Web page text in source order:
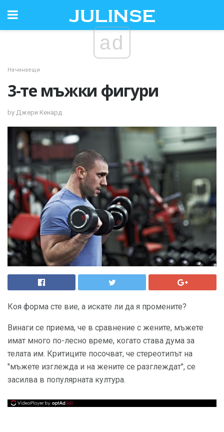
ad
Начинаещи
3-те мъжки фигури
by Джери Кенард
Коя форма сте вие, а искате ли да я промените?
Винаги се приема, че в сравнение с жените, мъжете
имат много по-лесно време, когато става дума за
телата им. Критиците посочват, че стереотипът на
"мъжете изглежда и на жените се разглеждат", се
засилва в популярната култура.